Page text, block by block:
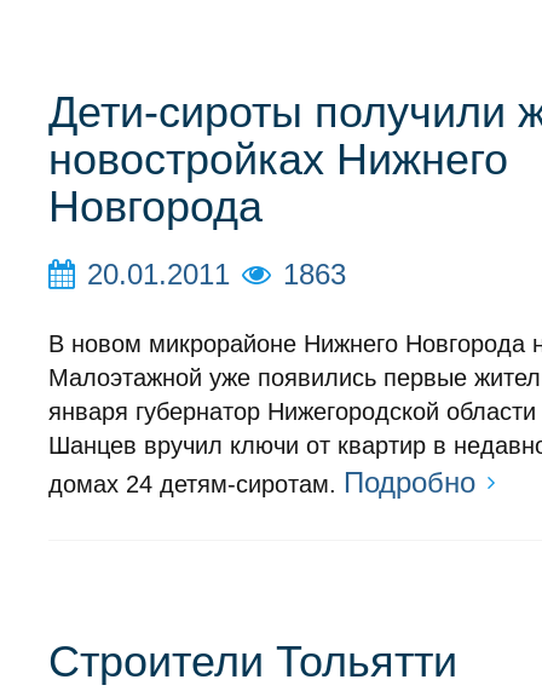
Дети-сироты получили
новостройках Нижнего
Новгорода
20.01.2011 1863
В новом микрорайоне Нижнего Новгорода
Малоэтажной уже появились первые
января губернатор Нижегородской
Шанцев вручил ключи от квартир в
домах 24 детям-сиротам. Подробно
Строители Тольятти